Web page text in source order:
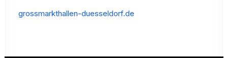
grossmarkthallen-duesseldorf.de